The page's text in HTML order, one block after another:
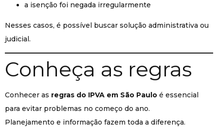
a isenção foi negada irregularmente
Nesses casos, é possível buscar solução administrativa ou
judicial.
Conheça as regras
Conhecer as regras do IPVA em São Paulo é essencial
para evitar problemas no começo do ano.
Planejamento e informação fazem toda a diferença.